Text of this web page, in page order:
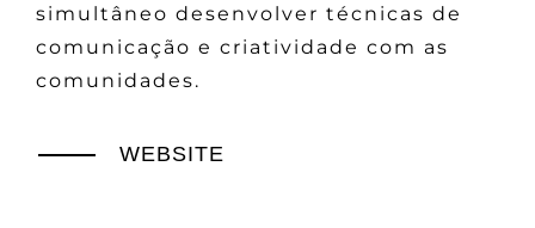
simultâneo desenvolver técnicas de
comunicação e criatividade com as
comunidades.
WEBSITE